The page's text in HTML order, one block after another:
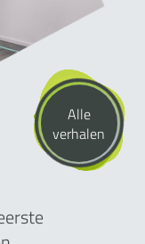
Alle
verhalen